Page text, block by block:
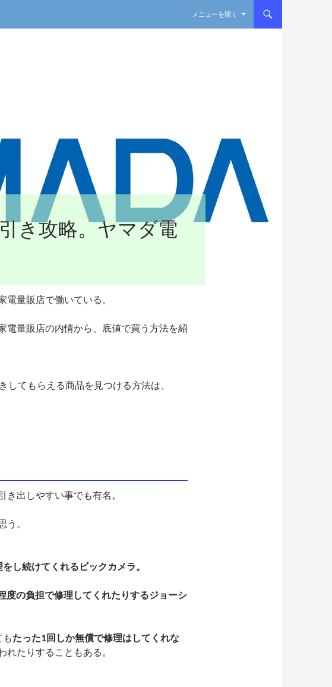
メニューを開く
き攻略。ヤマダ電
量販店で働いている。
電量販店の内情から、底値で買う方法を紹
てもらえる商品を見つける方法は、
き出しやすい事でも有名。
。
し続けてくれるビックカメラ。
度の負担で修理してくれたりするジョーシ
もたった1回しか無償で修理はしてくれな
たりすることもある。